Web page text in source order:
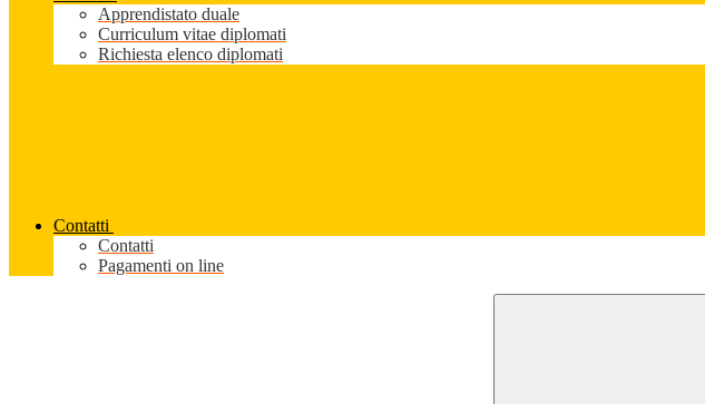
Apprendistato duale
Curriculum vitae diplomati
Richiesta elenco diplomati
Contatti
Contatti
Pagamenti on line